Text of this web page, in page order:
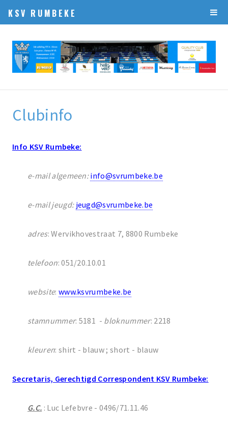
KSV RUMBEKE
Clubinfo
Info KSV Rumbeke:
e-mail algemeen:info@svrumbeke.be
e-mail jeugd: jeugd@svrumbeke.be
adres: Wervikhovestraat 7, 8800 Rumbeke
telefoon: 051/20.10.01
website: www.ksvrumbeke.be
stamnummer: 5181 - bloknummer: 2218
kleuren: shirt - blauw ; short - blauw
Secretaris, Gerechtigd Correspondent KSV Rumbeke:
G.C. : Luc Lefebvre - 0496/71.11.46